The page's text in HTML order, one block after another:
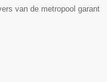
van de metropool garant